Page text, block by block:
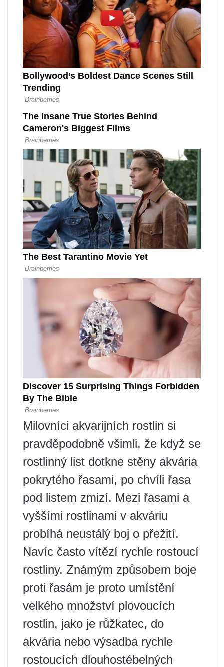
Milovníci akvarijních rostlin si
pravděpodobně všimli, že když se
rostlinný list dotkne stěny akvária
pokrytého řasami, po chvíli řasa
pod listem zmizí. Mezi řasami a
vyššími rostlinami v akváriu
probíhá neustálý boj o přežití.
Navíc často vítězí rychle rostoucí
rostliny. Známým způsobem boje
proti řasám je proto umístění
velkého množství plovoucích
rostlin, jako je růžkatec, do
akvária nebo výsadba rychle
rostoucích dlouhostébelných